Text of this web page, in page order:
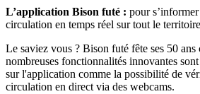
L’application Bison futé : pour
circulation en temps réel sur tout le
Le saviez vous ? Bison futé fête ses 50 ans
nombreuses fonctionnalités innovantes
sur l'application comme la possibilité de
circulation en direct via des webcams.